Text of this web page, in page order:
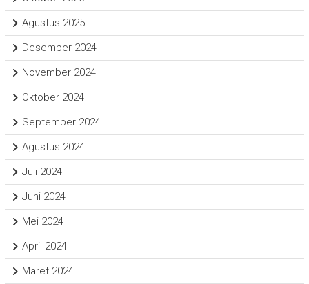
Agustus 2025
Desember 2024
November 2024
Oktober 2024
September 2024
Agustus 2024
Juli 2024
Juni 2024
Mei 2024
April 2024
Maret 2024